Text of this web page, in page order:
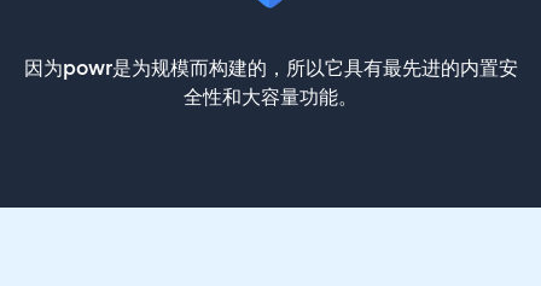
因为powr是为规模而构建的，所以它具有最先进的内置安
全性和大容量功能。